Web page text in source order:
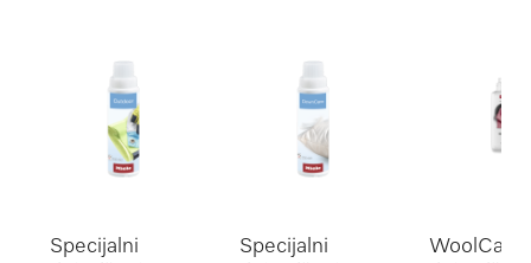
Specijalni
Specijalni
WoolCare